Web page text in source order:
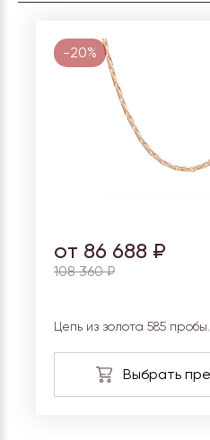
-20%
от 86 688 ₽
108 360 ₽
Цепь из золота 585 пробы.